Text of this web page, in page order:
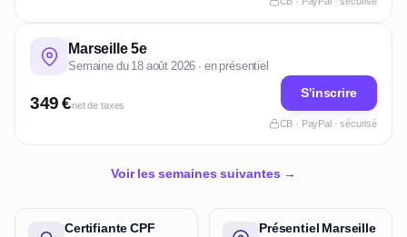
Marseille 5e
Semaine du 18 août 2026 · en présentiel
349 €net de taxes
S'inscrire
CB · PayPal · sécurisé
Voir les semaines suivantes →
Certifiante CPF Présentiel Marseille